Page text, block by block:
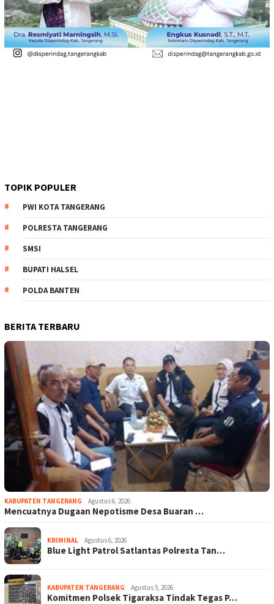
TOPIK POPULER
PWI KOTA TANGERANG
POLRESTA TANGERANG
SMSI
BUPATI HALSEL
POLDA BANTEN
BERITA TERBARU
KABUPATEN TANGERANG Agustus 6, 2026
Mencuatnya Dugaan Nepotisme Desa Buaran …
KRIMINAL Agustus 6, 2026
Blue Light Patrol Satlantas Polresta Tan…
KABUPATEN TANGERANG Agustus 5, 2026
Komitmen Polsek Tigaraksa Tindak Tegas P…